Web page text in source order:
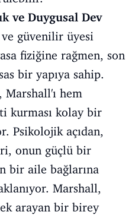
ve Duygusal Dev
güvenilir üyesi
fiziğine rağmen, son
bir yapıya sahip.
hem
kurması kolay bir
Psikolojik açıdan,
onun güçlü bir
bir aile bağlarına
Marshall,
arayan bir birey